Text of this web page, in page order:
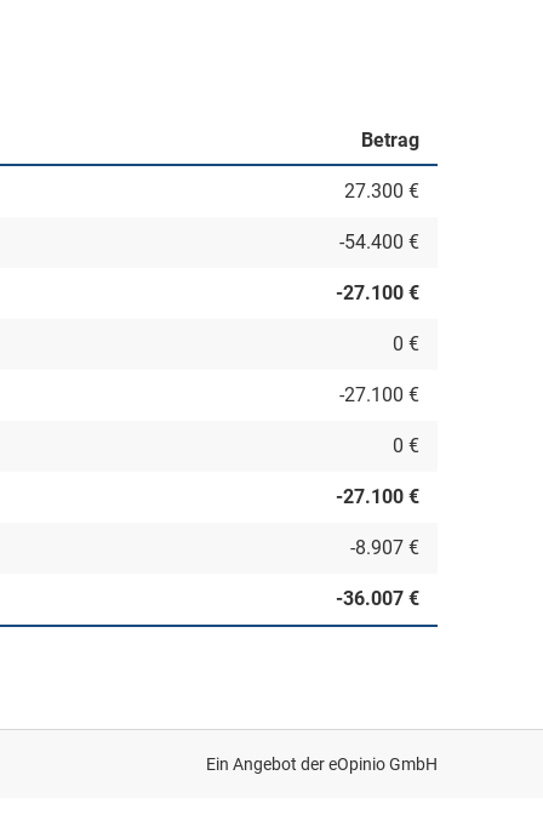
Betrag
27.300 €
-54.400 €
-27.100 €
0 €
-27.100 €
0 €
-27.100 €
-8.907 €
-36.007 €
Ein Angebot dereOpinio GmbH